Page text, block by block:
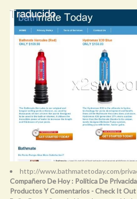
http://www.bathmatetoday.com/
Compañero De Hoy : Política De
Productos Y Comentarios - Check It Out